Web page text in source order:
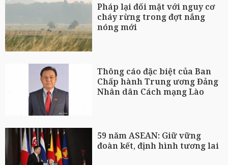
Pháp lại đối mặt với nguy cơ
cháy rừng trong đợt nắng
nóng mới
Thông cáo đặc biệt của Ban
Chấp hành Trung ương Đảng
Nhân dân Cách mạng Lào
59 năm ASEAN: Giữ vững
đoàn kết, định hình tương lai